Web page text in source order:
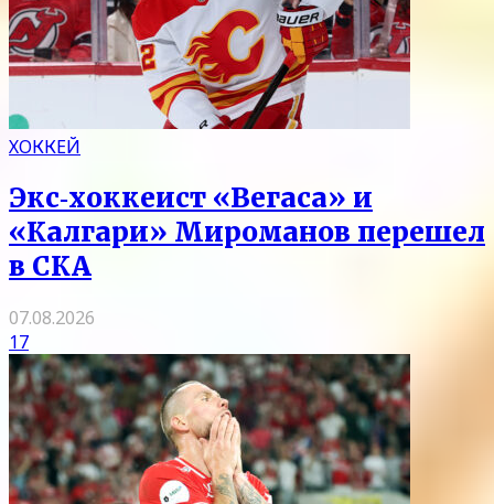
ХОККЕЙ
Экс‑хоккеист «Вегаса» и
«Калгари» Мироманов перешел
в СКА
07.08.2026
17